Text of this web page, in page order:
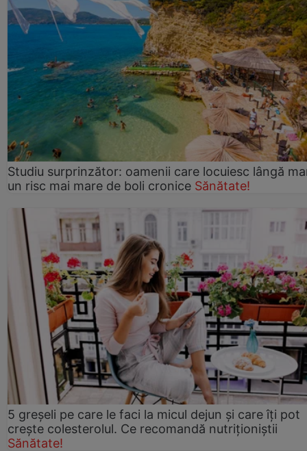
Studiu surprinzător: oamenii care locuiesc lângă
un risc mai mare de boli cronice Sănătate!
5 greșeli pe care le faci la micul dejun și care îți pot
crește colesterolul. Ce recomandă nutriționiștii
Sănătate!